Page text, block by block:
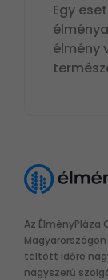
Egy
élmény
Az
töltött időre
nagyszerű